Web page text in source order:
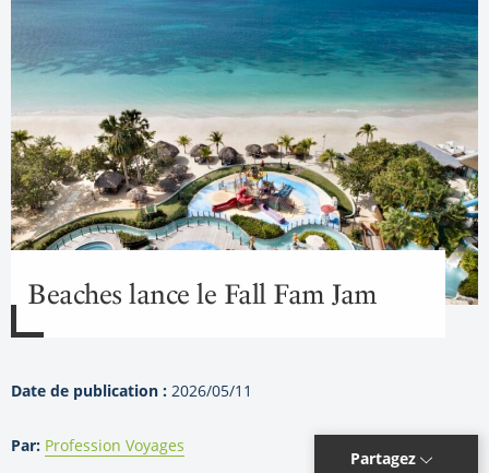
Beaches lance le Fall Fam Jam
Date de publication : 2026/05/11
Par: Profession Voyages
Partagez